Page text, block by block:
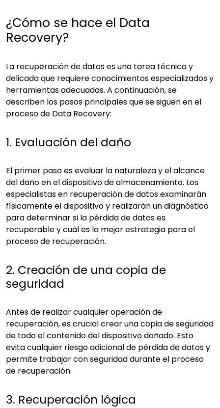
¿Cómo se hace el Data
Recovery?
La recuperación de datos es una tarea técnica y
delicada que requiere conocimientos especializados y
herramientas adecuadas. A continuación, se
describen los pasos principales que se siguen en el
proceso de Data Recovery:
1. Evaluación del daño
El primer paso es evaluar la naturaleza y el alcance
del daño en el dispositivo de almacenamiento. Los
especialistas en recuperación de datos examinarán
físicamente el dispositivo y realizarán un diagnóstico
para determinar si la pérdida de datos es
recuperable y cuál es la mejor estrategia para el
proceso de recuperación.
2. Creación de una copia de
seguridad
Antes de realizar cualquier operación de
recuperación, es crucial crear una copia de seguridad
de todo el contenido del dispositivo dañado. Esto
evita cualquier riesgo adicional de pérdida de datos y
permite trabajar con seguridad durante el proceso
de recuperación.
3. Recuperación lógica